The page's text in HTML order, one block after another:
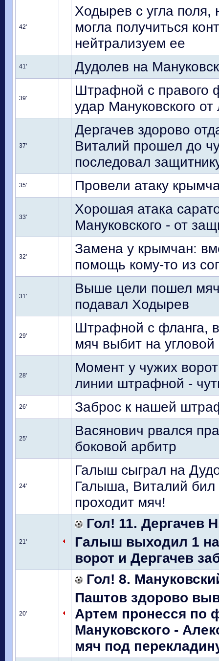
42'
Ходырев с угла поля,
могла получиться
нейтрализуем ее
41' Дудолев на
39'
Штрафной с правого
удар Мануковского
37'
Дергачев здорово
Виталий прошел до
последовал
35' Провели атаку
33'
Хорошая атака
Мануковского - от
32'
Замена у крымчан:
помощь кому-то из
31'
Выше цели пошел мяч
подавал Ходырев
29'
Штрафной с фланга,
мяч выбит на угловой
28'
Момент у чужих
линии штрафной -
26' Заброс к нашей
25'
Васянович рвался
боковой арбитр
24'
Галыш сыграл на
Галыша, Виталий бил
проходит мяч!
21'
Гол! 11. Дергачев
Галыш выходил 1 на
ворот и Дергачев
20'
Гол! 8.
Паштов здорово
Артем пронесся по
Мануковского -
мяч под